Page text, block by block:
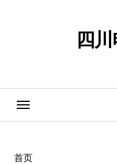
四
首页